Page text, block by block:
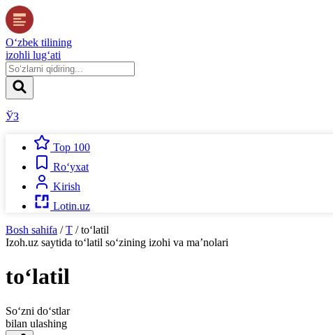
O‘zbek tilining
izohli lug‘ati
ЎЗ
Top 100
Ro‘yxat
Kirish
Lotin.uz
Bosh sahifa / T / to‘latil
Izoh.uz saytida to‘latil so‘zining izohi va ma’nolari
to‘latil
So‘zni do‘stlar
bilan ulashing